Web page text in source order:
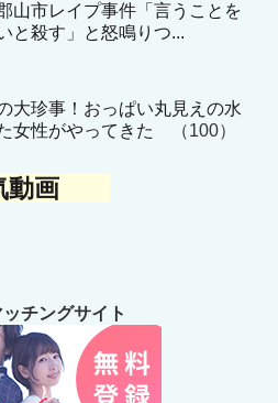
山市レイプ事件「言うことを
と殺す」と怒鳴りつ...
大珍事！おっぱい丸見えの水
女性がやってきた
（100）
動画
チングサイト